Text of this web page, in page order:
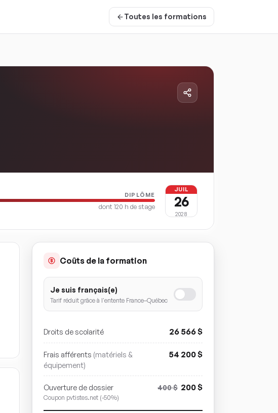
Toutes les formations
DIPLÔME
dont 120 h de stage
JUIL
26
2028
Coûts de la formation
Je suis français(e)
Tarif réduit grâce à l'entente France–Québec
Droits de scolarité 26 566$
Frais afférents (matériels &
équipement)
54 200$
Ouverture de dossier
Coupon pvtistes.net (-50%)
400$ 200$